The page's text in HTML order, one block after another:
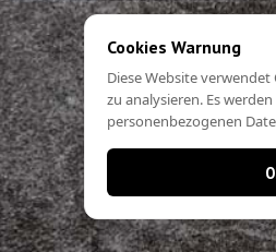
Cookies Warnung
Diese Website
zu analysieren. Es
personenbezogenen